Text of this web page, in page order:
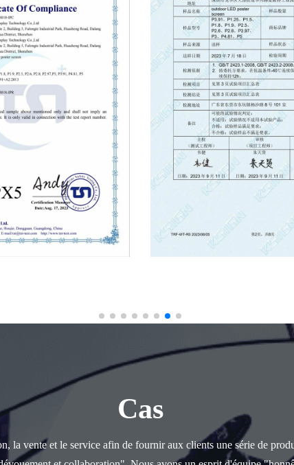
Cas
la vente et le service afin de fournir aux clients une série de